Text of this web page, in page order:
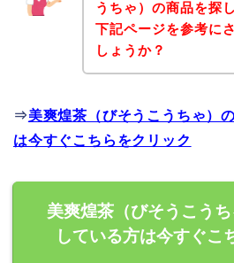
うちゃ）の商品を探
下記ページを参考に
しょうか？
⇒美爽煌茶（びそうこうちゃ）
は今すぐこちらをクリック
美爽煌茶（びそうこう
している方は今すぐこ